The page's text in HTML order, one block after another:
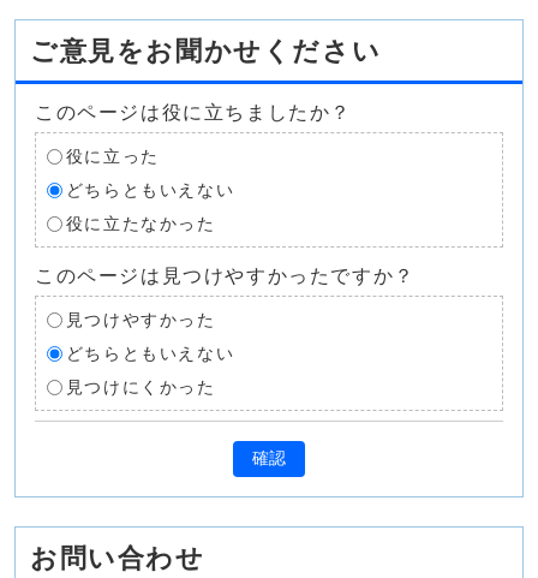
ご意見をお聞かせください
このページは役に立ちましたか？
役に立った
どちらともいえない
役に立たなかった
このページは見つけやすかったですか？
見つけやすかった
どちらともいえない
見つけにくかった
確認
お問い合わせ